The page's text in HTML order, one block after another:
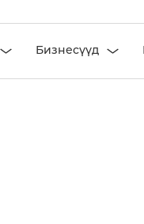
Бизнесүүд